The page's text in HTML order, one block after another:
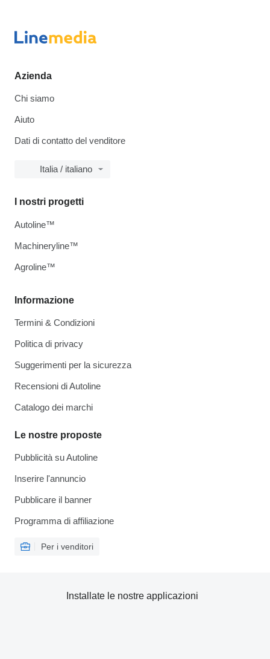
Azienda
Chi siamo
Aiuto
Dati di contatto del venditore
Italia / italiano
Informazione
Termini & Condizioni
Politica di privacy
Suggerimenti per la sicurezza
Recensioni di Autoline
Catalogo dei marchi
Le nostre proposte
Pubblicità su Autoline
Inserire l'annuncio
Pubblicare il banner
Programma di affiliazione
Per i venditori
I nostri progetti
Autoline™
Machineryline™
Agroline™
Installate le nostre applicazioni